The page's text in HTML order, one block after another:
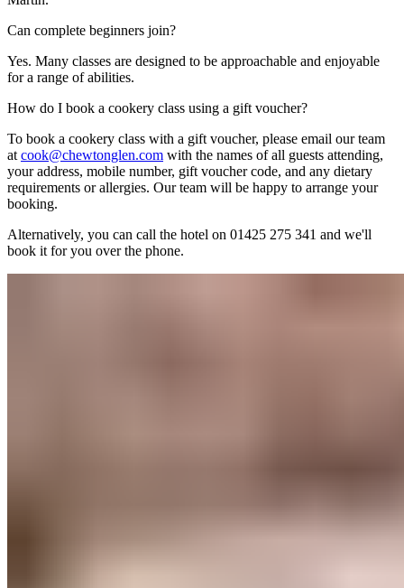
Can complete beginners join?​​​​‌ ‍ ​‍​‍‌‍ ‌ ​‍‌‍‍‌‌‍‌ ‌‍‍‌‌‍ ‍​‍​‍​ ‍‍​‍​‍‌ ​ ‌‍​‌‌‍ ‍‌‍‍‌‌ ‌​‌ ‍‌​‍ ‍‌‍‍‌‌‍ ​‍​‍​‍ ​​‍​‍‌‍‍​‌ ​‍‌‍‌‌‌‍‌‍​‍​‍​ ‍‍​‍​‍‌‍‍​‌ ‌​‌ ‌​‌ ​​‌ ​ ​ ‍‍​‍ ​‍ ‌‍ ​​‍ ‌‌‍​‌‌‍ ‍‌‍‌​​‍ ‌‌ ​‍​‍ ‌‌‍‍​‌‍ ‌ ‌​‌‍‌‌‌‍ ​‌ ​ ​‍ ‌‌ ​ ‌ ‌​‌ ‌‌‌‍‌​‌‍‍‌‌‍ ​‍ ‍‌ ‌‍‌‍‌‌‌ ​‍‌‍​ ‌‍‌‌‌‍ ​​‍ ‍‌‍​‌‌ ​​‌ ​​​‍ ‌‍‍‌‌‍ ‍‌ ‌​‌‍‌‌‌‍ ‍‌ ‌​​‍ ‌‍‌‌‌‍‌​‌‍‍‌‌ ‌​​‍ ‌‍ ‌‌‍ ‌‍‌​‌‍‌‌​ ‌‌ ​​‌ ​‍‌‍‌‌‌ ​ ‌‍‌‌‌‍ ‍‌ ‌​‌‍​‌‌ ‌​‌‍‍‌‌‍ ‌‍ ‍​ ‍ ‌‍‍‌‌‍‌​​ ‌​ ‍‌​ ​ ‌‍‌​​ ‍‌‌‍​ ‌‍‌​​ ​​‌‍​‍​‍ ‌​ ‌​​ ‌‌‌‍‌‌‌‍‌​​‍ ‌​ ‌​​ ​ ‌‍‌​​ ​‌​‍ ‌‌‍​‌‌‍‌‌​ ‌​​ ‌‍​‍ ‌​ ​ ​ ‌ ​ ​‍​ ‌​​ ‌ ​ ​‍‌‍‌‌​ ‌ ​ ​‍​ ‍‌​ ​​‌‍​‍​ ‍ ‌ ‌​‌ ‍‌‌ ​​‌‍‌‌​ ‌‌‍‍​‌‍ ‌ ‌​‌‍‌‌‌‍ ​‌​‌‍‌‍​‌‌ ​‌​ ‍ ‌ ​​‌‍​‌‌ ‌​‌‍‍​​ ‌‌ ​‌‌ ‌‌‌‍‌‌‌ ​ ‌ ‌​‌‍‍‌‌‍ ‌‍ ‍​ ‌‍​‍‌‍​‌‌ ​ ‌‍‌‌‌‌‌‌‌ ​‍‌‍ ​​ ‌‌‍‍​‌ ‌​‌ ‌​‌ ​​‌ ​ ​‍‌‌​ ​ ‌​​‌​‍‌‌​ ​‍‌​‌‍​‍‌‌​ ​‍‌​‌‍‌‍ ​​‍ ‌‌‍​‌‌‍ ‍‌‍‌​​‍ ‌‌ ​‍​‍ ‌‌‍‍​‌‍ ‌ ‌​‌‍‌‌‌‍ ​‌ ​ ​‍ ‌‌ ​ ‌ ‌​‌ ‌‌‌‍‌​‌‍‍‌‌‍ ​‍ ‍‌ ‌‍‌‍‌‌‌ ​‍‌‍​ ‌‍‌‌‌‍ ​​‍ ‍‌‍​‌‌ ​​‌ ​​​‍‌‍‌‍‍‌‌‍‌​​ ‌​ ‍‌​ ​ ‌‍‌​​ ‍‌‌‍​ ‌‍‌​​ ​​‌‍​‍​‍ ‌​ ‌​​ ‌‌‌‍‌‌‌‍‌​​‍ ‌​ ‌​​ ​ ‌‍‌​​ ​‌​‍ ‌‌‍​‌‌‍‌‌​ ‌​​ ‌‍​‍ ‌​ ​ ​ ‌ ​ ​‍​ ‌​​ ‌ ​ ​‍‌‍‌‌​ ‌ ​ ​‍​ ‍‌​ ​​‌‍​‍​‍‌‍‌ ‌​‌ ‍‌‌ ​​‌‍‌‌​ ‌‌‍‍​‌‍ ‌ ‌​‌‍‌‌‌‍ ​‌​‌‍‌‍​‌‌ ​‌​‍‌‍‌ ​​‌‍​‌‌ ‌​‌‍‍​​ ‌‌ ​‌‌ ‌‌‌‍‌‌‌ ​ ‌ ‌​‌‍‍‌‌‍ ‌‍ ‍​‍‌‍‌ ​​‌‍‌‌‌ ​‍‌ ​ ‌ ​​‌‍‌‌‌‍​ ‌ ‌​‌‍‍‌‌ ‌‍‌‍‌‌​ ‌‌ ​​‌ ‌‌‌‍​‍‌‍ ​‌‍‍‌‌ ​ ‌‍‍​‌‍‌‌‌‍‌​​‍​‍‌ ‌
Yes. Many classes are designed to be approachable and enjoyable
for a range of abilities.​​​​‌ ‍ ​‍​‍‌‍ ‌ ​‍‌‍‍‌‌‍‌ ‌‍‍‌‌‍ ‍​‍​‍​ ‍‍​‍​‍‌ ​ ‌‍​‌‌‍ ‍‌‍‍‌‌ ‌​‌ ‍‌​‍ ‍‌‍‍‌‌‍ ​‍​‍​‍ ​​‍​‍‌‍‍​‌ ​‍‌‍‌‌‌‍‌‍​‍​‍​ ‍‍​‍​‍‌‍‍​‌ ‌​‌ ‌​‌ ​​‌ ​ ​ ‍‍​‍ ​‍ ‌‍ ​​‍ ‌‌‍​‌‌‍ ‍‌‍‌​​‍ ‌‌ ​‍​‍ ‌‌‍‍​‌‍ ‌ ‌​‌‍‌‌‌‍ ​‌ ​ ​‍ ‌‌ ​ ‌ ‌​‌ ‌‌‌‍‌​‌‍‍‌‌‍ ​‍ ‍‌ ‌‍‌‍‌‌‌ ​‍‌‍​ ‌‍‌‌‌‍ ​​‍ ‍‌‍​‌‌ ​​‌ ​​​‍ ‌‍‍‌‌‍ ‍‌ ‌​‌‍‌‌‌‍ ‍‌ ‌​​‍ ‌‍‌‌‌‍‌​‌‍‍‌‌ ‌​​‍ ‌‍ ‌‌‍ ‌‍‌​‌‍‌‌​ ‌‌ ​​‌ ​‍‌‍‌‌‌ ​ ‌‍‌‌‌‍ ‍‌ ‌​‌‍​‌‌ ‌​‌‍‍‌‌‍ ‌‍ ‍​ ‍ ‌‍‍‌‌‍‌​​ ‌​ ‍‌​ ​ ‌‍‌​​ ‍‌‌‍​ ‌‍‌​​ ​​‌‍​‍​‍ ‌​ ‌​​ ‌‌‌‍‌‌‌‍‌​​‍ ‌​ ‌​​ ​ ‌‍‌​​ ​‌​‍ ‌‌‍​‌‌‍‌‌​ ‌​​ ‌‍​‍ ‌​ ​ ​ ‌ ​ ​‍​ ‌​​ ‌ ​ ​‍‌‍‌‌​ ‌ ​ ​‍​ ‍‌​ ​​‌‍​‍​ ‍ ‌ ‌​‌ ‍‌‌ ​​‌‍‌‌​ ‌‌‍‍​‌‍ ‌ ‌​‌‍‌‌‌‍ ​‌​‌‍‌‍​‌‌ ​‌​ ‍ ‌ ​​‌‍​‌‌ ‌​‌‍‍​​ ‌‌‍​‌‌‍ ‍‌ ​ ‌ ‌ ‌‍‌‌‌ ​‍​‍‌‌​ ‌‌‌​​‍‌‌ ‌‍‍ ‌‍‌‌‌ ‍‌​‍‌‌​ ​ ‌​‌​​‍‌‌​ ​ ‌​‌​​‍‌‌​ ​‍​ ​‍​ ‌​​ ‍‌‌‍‌​​ ‍‌‌‍​‍​ ​‌​ ‌‌​ ​‌​ ​‍​ ‌‌​ ‌‍‌‍‌‍​‍‌‌​ ​‍​ ​‍​‍‌‌​ ‌‌‌​‌​​‍ ‍‌‍​ ‌‍‍​‌‍‍‌‌‍ ​‌‍‌​‌ ​‍‌‍‌‌‌‍ ‍​‍‌‌​ ‌‌‌​​‍‌‌ ‌‍‍ ‌‍‌‌‌ ‍‌​‍‌‌​ ​ ‌​‌​​‍‌‌​ ​ ‌​‌​​‍‌‌​ ​‍​ ​‍​ ‍​‌‍​‍​ ‍‌​ ‍​​ ​‍​ ‌‌‌‍‌‍‌‍​ ​ ‌‌​ ‌‌​ ‌ ​ ​‌​‍‌‌​ ​‍​ ​‍​‍‌‌​ ‌‌‌​‌​​‍ ‍‌ ‌​‌‍‌‌‌ ‍​‌ ‌​​ ‌‍​‍‌‍​‌‌ ​ ‌‍‌‌‌‌‌‌‌ ​‍‌‍ ​​ ‌‌‍‍​‌ ‌​‌ ‌​‌ ​​‌ ​ ​‍‌‌​ ​ ‌​​‌​‍‌‌​ ​‍‌​‌‍​‍‌‌​ ​‍‌​‌‍‌‍ ​​‍ ‌‌‍​‌‌‍ ‍‌‍‌​​‍ ‌‌ ​‍​‍ ‌‌‍‍​‌‍ ‌ ‌​‌‍‌‌‌‍ ​‌ ​ ​‍ ‌‌ ​ ‌ ‌​‌ ‌‌‌‍‌​‌‍‍‌‌‍ ​‍ ‍‌ ‌‍‌‍‌‌‌ ​‍‌‍​ ‌‍‌‌‌‍ ​​‍ ‍‌‍​‌‌ ​​‌ ​​​‍‌‍‌‍‍‌‌‍‌​​ ‌​ ‍‌​ ​ ‌‍‌​​ ‍‌‌‍​ ‌‍‌​​ ​​‌‍​‍​‍ ‌​ ‌​​ ‌‌‌‍‌‌‌‍‌​​‍ ‌​ ‌​​ ​ ‌‍‌​​ ​‌​‍ ‌‌‍​‌‌‍‌‌​ ‌​​ ‌‍​‍ ‌​ ​ ​ ‌ ​ ​‍​ ‌​​ ‌ ​ ​‍‌‍‌‌​ ‌ ​ ​‍​ ‍‌​ ​​‌‍​‍​‍‌‍‌ ‌​‌ ‍‌‌ ​​‌‍‌‌​ ‌‌‍‍​‌‍ ‌ ‌​‌‍‌‌‌‍ ​‌​‌‍‌‍​‌‌ ​‌​‍‌‍‌ ​​‌‍​‌‌ ‌​‌‍‍​​ ‌‌‍​‌‌‍ ‍‌ ​ ‌ ‌ ‌‍‌‌‌ ​‍​‍‌‌​ ‌‌‌​​‍‌‌ ‌‍‍ ‌‍‌‌‌ ‍‌​‍‌‌​ ​ ‌​‌​​‍‌‌​ ​ ‌​‌​​‍‌‌​ ​‍​ ​‍​ ‌​​ ‍‌‌‍‌​​ ‍‌‌‍​‍​ ​‌​ ‌‌​ ​‌​ ​‍​ ‌‌​ ‌‍‌‍‌‍​‍‌‌​ ​‍​ ​‍​‍‌‌​ ‌‌‌​‌​​‍ ‍‌‍​ ‌‍‍​‌‍‍‌‌‍ ​‌‍‌​‌ ​‍‌‍‌‌‌‍ ‍​‍‌‌​ ‌‌‌​​‍‌‌ ‌‍‍ ‌‍‌‌‌ ‍‌​‍‌‌​ ​ ‌​‌​​‍‌‌​ ​ ‌​‌​​‍‌‌​ ​‍​ ​‍​ ‍​‌‍​‍​ ‍‌​ ‍​​ ​‍​ ‌‌‌‍‌‍‌‍​ ​ ‌‌​ ‌‌​ ‌ ​ ​‌​‍‌‌​ ​‍​ ​‍​‍‌‌​ ‌‌‌​‌​​‍ ‍‌ ‌​‌‍‌‌‌ ‍​‌ ‌​​‍‌‍‌ ​​‌‍‌‌‌ ​‍‌ ​ ‌ ​​‌‍‌‌‌‍​ ‌ ‌​‌‍‍‌‌ ‌‍‌‍‌‌​ ‌‌ ​​‌ ‌‌‌‍​‍‌‍ ​‌‍‍‌‌ ​ ‌‍‍​‌‍‌‌‌‍‌​​‍​‍‌ ‌
How do I book a cookery class using a gift voucher?​​​​‌ ‍ ​‍​‍‌‍ ‌ ​‍‌‍‍‌‌‍‌ ‌‍‍‌‌‍ ‍​‍​‍​ ‍‍​‍​‍‌ ​ ‌‍​‌‌‍ ‍‌‍‍‌‌ ‌​‌ ‍‌​‍ ‍‌‍‍‌‌‍ ​‍​‍​‍ ​​‍​‍‌‍‍​‌ ​‍‌‍‌‌‌‍‌‍​‍​‍​ ‍‍​‍​‍‌‍‍​‌ ‌​‌ ‌​‌ ​​‌ ​ ​ ‍‍​‍ ​‍ ‌‍ ​​‍ ‌‌‍​‌‌‍ ‍‌‍‌​​‍ ‌‌ ​‍​‍ ‌‌‍‍​‌‍ ‌ ‌​‌‍‌‌‌‍ ​‌ ​ ​‍ ‌‌ ​ ‌ ‌​‌ ‌‌‌‍‌​‌‍‍‌‌‍ ​‍ ‍‌ ‌‍‌‍‌‌‌ ​‍‌‍​ ‌‍‌‌‌‍ ​​‍ ‍‌‍​‌‌ ​​‌ ​​​‍ ‌‍‍‌‌‍ ‍‌ ‌​‌‍‌‌‌‍ ‍‌ ‌​​‍ ‌‍‌‌‌‍‌​‌‍‍‌‌ ‌​​‍ ‌‍ ‌‌‍ ‌‍‌​‌‍‌‌​ ‌‌ ​​‌ ​‍‌‍‌‌‌ ​ ‌‍‌‌‌‍ ‍‌ ‌​‌‍​‌‌ ‌​‌‍‍‌‌‍ ‌‍ ‍​ ‍ ‌‍‍‌‌‍‌​​ ‌​ ‌‍​ ‍​​ ‌​‌‍‌‌​ ​ ​ ‌‍​ ​‍​ ​‍​‍ ‌​ ‍‌​ ​‌‌‍‌‌‌‍‌​​‍ ‌​ ‌​​ ​ ​ ​‍‌‍‌‍​‍ ‌​ ‍‌​ ​‍‌‍​ ​ ‍‌​‍ ‌‌‍‌‍‌‍‌​​ ‍‌​ ​‌​ ‍​‌‍‌‌‌‍‌‍​ ​‌‌‍‌‍​ ​‌‌‍​ ​ ​‍​ ‍ ‌ ‌​‌ ‍‌‌ ​​‌‍‌‌​ ‌‌‍‍​‌‍ ‌ ‌​‌‍‌‌‌‍ ​‌​‌‍‌‍​‌‌ ​‌​ ‍ ‌ ​​‌‍​‌‌ ‌​‌‍‍​​ ‌‌ ​‌‌ ‌‌‌‍‌‌‌ ​ ‌ ‌​‌‍‍‌‌‍ ‌‍ ‍​ ‌‍​‍‌‍​‌‌ ​ ‌‍‌‌‌‌‌‌‌ ​‍‌‍ ​​ ‌‌‍‍​‌ ‌​‌ ‌​‌ ​​‌ ​ ​‍‌‌​ ​ ‌​​‌​‍‌‌​ ​‍‌​‌‍​‍‌‌​ ​‍‌​‌‍‌‍ ​​‍ ‌‌‍​‌‌‍ ‍‌‍‌​​‍ ‌‌ ​‍​‍ ‌‌‍‍​‌‍ ‌ ‌​‌‍‌‌‌‍ ​‌ ​ ​‍ ‌‌ ​ ‌ ‌​‌ ‌‌‌‍‌​‌‍‍‌‌‍ ​‍ ‍‌ ‌‍‌‍‌‌‌ ​‍‌‍​ ‌‍‌‌‌‍ ​​‍ ‍‌‍​‌‌ ​​‌ ​​​‍‌‍‌‍‍‌‌‍‌​​ ‌​ ‌‍​ ‍​​ ‌​‌‍‌‌​ ​ ​ ‌‍​ ​‍​ ​‍​‍ ‌​ ‍‌​ ​‌‌‍‌‌‌‍‌​​‍ ‌​ ‌​​ ​ ​ ​‍‌‍‌‍​‍ ‌​ ‍‌​ ​‍‌‍​ ​ ‍‌​‍ ‌‌‍‌‍‌‍‌​​ ‍‌​ ​‌​ ‍​‌‍‌‌‌‍‌‍​ ​‌‌‍‌‍​ ​‌‌‍​ ​ ​‍​‍‌‍‌ ‌​‌ ‍‌‌ ​​‌‍‌‌​ ‌‌‍‍​‌‍ ‌ ‌​‌‍‌‌‌‍ ​‌​‌‍‌‍​‌‌ ​‌​‍‌‍‌ ​​‌‍​‌‌ ‌​‌‍‍​​ ‌‌ ​‌‌ ‌‌‌‍‌‌‌ ​ ‌ ‌​‌‍‍‌‌‍ ‌‍ ‍​‍‌‍‌ ​​‌‍‌‌‌ ​‍‌ ​ ‌ ​​‌‍‌‌‌‍​ ‌ ‌​‌‍‍‌‌ ‌‍‌‍‌‌​ ‌‌ ​​‌ ‌‌‌‍​‍‌‍ ​‌‍‍‌‌ ​ ‌‍‍​‌‍‌‌‌‍‌​​‍​‍‌ ‌
To book a cookery class with a gift voucher, please email our team
at ​​​​‌ ‍ ​‍​‍‌‍ ‌ ​‍‌‍‍‌‌‍‌ ‌‍‍‌‌‍ ‍​‍​‍​ ‍‍​‍​‍‌ ​ ‌‍​‌‌‍ ‍‌‍‍‌‌ ‌​‌ ‍‌​‍ ‍‌‍‍‌‌‍ ​‍​‍​‍ ​​‍​‍‌‍‍​‌ ​‍‌‍‌‌‌‍‌‍​‍​‍​ ‍‍​‍​‍‌‍‍​‌ ‌​‌ ‌​‌ ​​‌ ​ ​ ‍‍​‍ ​‍ ‌‍ ​​‍ ‌‌‍​‌‌‍ ‍‌‍‌​​‍ ‌‌ ​‍​‍ ‌‌‍‍​‌‍ ‌ ‌​‌‍‌‌‌‍ ​‌ ​ ​‍ ‌‌ ​ ‌ ‌​‌ ‌‌‌‍‌​‌‍‍‌‌‍ ​‍ ‍‌ ‌‍‌‍‌‌‌ ​‍‌‍​ ‌‍‌‌‌‍ ​​‍ ‍‌‍​‌‌ ​​‌ ​​​‍ ‌‍‍‌‌‍ ‍‌ ‌​‌‍‌‌‌‍ ‍‌ ‌​​‍ ‌‍‌‌‌‍‌​‌‍‍‌‌ ‌​​‍ ‌‍ ‌‌‍ ‌‍‌​‌‍‌‌​ ‌‌ ​​‌ ​‍‌‍‌‌‌ ​ ‌‍‌‌‌‍ ‍‌ ‌​‌‍​‌‌ ‌​‌‍‍‌‌‍ ‌‍ ‍​ ‍ ‌‍‍‌‌‍‌​​ ‌​ ‌‍​ ‍​​ ‌​‌‍‌‌​ ​ ​ ‌‍​ ​‍​ ​‍​‍ ‌​ ‍‌​ ​‌‌‍‌‌‌‍‌​​‍ ‌​ ‌​​ ​ ​ ​‍‌‍‌‍​‍ ‌​ ‍‌​ ​‍‌‍​ ​ ‍‌​‍ ‌‌‍‌‍‌‍‌​​ ‍‌​ ​‌​ ‍​‌‍‌‌‌‍‌‍​ ​‌‌‍‌‍​ ​‌‌‍​ ​ ​‍​ ‍ ‌ ‌​‌ ‍‌‌ ​​‌‍‌‌​ ‌‌‍‍​‌‍ ‌ ‌​‌‍‌‌‌‍ ​‌​‌‍‌‍​‌‌ ​‌​ ‍ ‌ ​​‌‍​‌‌ ‌​‌‍‍​​ ‌‌‍​‌‌‍ ‍‌ ​ ‌ ‌ ‌‍‌‌‌ ​‍​‍‌‌​ ‌‌‌​​‍‌‌ ‌‍‍ ‌‍‌‌‌ ‍‌​‍‌‌​ ​ ‌​‌​​‍‌‌​ ​ ‌​‌​​‍‌‌​ ​‍​ ​‍‌‍​‌​ ‌ ​ ‌‌‌‍‌‍​ ‍​‌‍​‌​ ‌​‌‍‌‌​ ‌‌​ ‌ ​ ​‍‌‍​‍​‍‌‌​ ​‍​ ​‍​‍‌‌​ ‌‌‌​‌​​‍ ‍‌‍​ ‌‍‍​‌‍‍‌‌‍ ​‌‍‌​‌ ​‍‌‍‌‌‌‍ ‍​‍‌‌​ ‌‌‌​​‍‌‌ ‌‍‍ ‌‍‌‌‌ ‍‌​‍‌‌​ ​ ‌​‌​​‍‌‌​ ​ ‌​‌​​‍‌‌​ ​‍​ ​‍​ ‌​​ ​‌​ ​‌​ ‍​​ ​​‌‍‌‌​ ‍​​ ​​​ ‍‌‌‍‌​‌‍​‍​ ‍‌​‍‌‌​ ​‍​ ​‍​‍‌‌​ ‌‌‌​‌​​‍ ‍‌ ‌​‌‍‌‌‌ ‍​‌ ‌​​ ‌‍​‍‌‍​‌‌ ​ ‌‍‌‌‌‌‌‌‌ ​‍‌‍ ​​ ‌‌‍‍​‌ ‌​‌ ‌​‌ ​​‌ ​ ​‍‌‌​ ​ ‌​​‌​‍‌‌​ ​‍‌​‌‍​‍‌‌​ ​‍‌​‌‍‌‍ ​​‍ ‌‌‍​‌‌‍ ‍‌‍‌​​‍ ‌‌ ​‍​‍ ‌‌‍‍​‌‍ ‌ ‌​‌‍‌‌‌‍ ​‌ ​ ​‍ ‌‌ ​ ‌ ‌​‌ ‌‌‌‍‌​‌‍‍‌‌‍ ​‍ ‍‌ ‌‍‌‍‌‌‌ ​‍‌‍​ ‌‍‌‌‌‍ ​​‍ ‍‌‍​‌‌ ​​‌ ​​​‍‌‍‌‍‍‌‌‍‌​​ ‌​ ‌‍​ ‍​​ ‌​‌‍‌‌​ ​ ​ ‌‍​ ​‍​ ​‍​‍ ‌​ ‍‌​ ​‌‌‍‌‌‌‍‌​​‍ ‌​ ‌​​ ​ ​ ​‍‌‍‌‍​‍ ‌​ ‍‌​ ​‍‌‍​ ​ ‍‌​‍ ‌‌‍‌‍‌‍‌​​ ‍‌​ ​‌​ ‍​‌‍‌‌‌‍‌‍​ ​‌‌‍‌‍​ ​‌‌‍​ ​ ​‍​‍‌‍‌ ‌​‌ ‍‌‌ ​​‌‍‌‌​ ‌‌‍‍​‌‍ ‌ ‌​‌‍‌‌‌‍ ​‌​‌‍‌‍​‌‌ ​‌​‍‌‍‌ ​​‌‍​‌‌ ‌​‌‍‍​​ ‌‌‍​‌‌‍ ‍‌ ​ ‌ ‌ ‌‍‌‌‌ ​‍​‍‌‌​ ‌‌‌​​‍‌‌ ‌‍‍ ‌‍‌‌‌ ‍‌​‍‌‌​ ​ ‌​‌​​‍‌‌​ ​ ‌​‌​​‍‌‌​ ​‍​ ​‍‌‍​‌​ ‌ ​ ‌‌‌‍‌‍​ ‍​‌‍​‌​ ‌​‌‍‌‌​ ‌‌​ ‌ ​ ​‍‌‍​‍​‍‌‌​ ​‍​ ​‍​‍‌‌​ ‌‌‌​‌​​‍ ‍‌‍​ ‌‍‍​‌‍‍‌‌‍ ​‌‍‌​‌ ​‍‌‍‌‌‌‍ ‍​‍‌‌​ ‌‌‌​​‍‌‌ ‌‍‍ ‌‍‌‌‌ ‍‌​‍‌‌​ ​ ‌​‌​​‍‌‌​ ​ ‌​‌​​‍‌‌​ ​‍​ ​‍​ ‌​​ ​‌​ ​‌​ ‍​​ ​​‌‍‌‌​ ‍​​ ​​​ ‍‌‌‍‌​‌‍​‍​ ‍‌​‍‌‌​ ​‍​ ​‍​‍‌‌​ ‌‌‌​‌​​‍ ‍‌ ‌​‌‍‌‌‌ ‍​‌ ‌​​‍‌‍‌ ​​‌‍‌‌‌ ​‍‌ ​ ‌ ​​‌‍‌‌‌‍​ ‌ ‌​‌‍‍‌‌ ‌‍‌‍‌‌​ ‌‌ ​​‌ ‌‌‌‍​‍‌‍ ​‌‍‍‌‌ ​ ‌‍‍​‌‍‌‌‌‍‌​​‍​‍‌ ‌ cook@chewtonglen.com​​​​‌ ‍ ​‍​‍‌‍ ‌ ​‍‌‍‍‌‌‍‌ ‌‍‍‌‌‍ ‍​‍​‍​ ‍‍​‍​‍‌ ​ ‌‍​‌‌‍ ‍‌‍‍‌‌ ‌​‌ ‍‌​‍ ‍‌‍‍‌‌‍ ​‍​‍​‍ ​​‍​‍‌‍‍​‌ ​‍‌‍‌‌‌‍‌‍​‍​‍​ ‍‍​‍​‍‌‍‍​‌ ‌​‌ ‌​‌ ​​‌ ​ ​ ‍‍​‍ ​‍ ‌‍ ​​‍ ‌‌‍​‌‌‍ ‍‌‍‌​​‍ ‌‌ ​‍​‍ ‌‌‍‍​‌‍ ‌ ‌​‌‍‌‌‌‍ ​‌ ​ ​‍ ‌‌ ​ ‌ ‌​‌ ‌‌‌‍‌​‌‍‍‌‌‍ ​‍ ‍‌ ‌‍‌‍‌‌‌ ​‍‌‍​ ‌‍‌‌‌‍ ​​‍ ‍‌‍​‌‌ ​​‌ ​​​‍ ‌‍‍‌‌‍ ‍‌ ‌​‌‍‌‌‌‍ ‍‌ ‌​​‍ ‌‍‌‌‌‍‌​‌‍‍‌‌ ‌​​‍ ‌‍ ‌‌‍ ‌‍‌​‌‍‌‌​ ‌‌ ​​‌ ​‍‌‍‌‌‌ ​ ‌‍‌‌‌‍ ‍‌ ‌​‌‍​‌‌ ‌​‌‍‍‌‌‍ ‌‍ ‍​ ‍ ‌‍‍‌‌‍‌​​ ‌​ ‌‍​ ‍​​ ‌​‌‍‌‌​ ​ ​ ‌‍​ ​‍​ ​‍​‍ ‌​ ‍‌​ ​‌‌‍‌‌‌‍‌​​‍ ‌​ ‌​​ ​ ​ ​‍‌‍‌‍​‍ ‌​ ‍‌​ ​‍‌‍​ ​ ‍‌​‍ ‌‌‍‌‍‌‍‌​​ ‍‌​ ​‌​ ‍​‌‍‌‌‌‍‌‍​ ​‌‌‍‌‍​ ​‌‌‍​ ​ ​‍​ ‍ ‌ ‌​‌ ‍‌‌ ​​‌‍‌‌​ ‌‌‍‍​‌‍ ‌ ‌​‌‍‌‌‌‍ ​‌​‌‍‌‍​‌‌ ​‌​ ‍ ‌ ​​‌‍​‌‌ ‌​‌‍‍​​ ‌‌‍​‌‌‍ ‍‌ ​ ‌ ‌ ‌‍‌‌‌ ​‍​‍‌‌​ ‌‌‌​​‍‌‌ ‌‍‍ ‌‍‌‌‌ ‍‌​‍‌‌​ ​ ‌​‌​​‍‌‌​ ​ ‌​‌​​‍‌‌​ ​‍​ ​‍‌‍​‌​ ‌ ​ ‌‌‌‍‌‍​ ‍​‌‍​‌​ ‌​‌‍‌‌​ ‌‌​ ‌ ​ ​‍‌‍​‍​‍‌‌​ ​‍​ ​‍​‍‌‌​ ‌‌‌​‌​​‍ ‍‌‍​ ‌‍‍​‌‍‍‌‌‍ ​‌‍‌​‌ ​‍‌‍‌‌‌‍ ‍​‍‌‌​ ‌‌‌​​‍‌‌ ‌‍‍ ‌‍‌‌‌ ‍‌​‍‌‌​ ​ ‌​‌​​‍‌‌​ ​ ‌​‌​​‍‌‌​ ​‍​ ​‍‌‍​‍​ ‍‌​ ‌ ​ ‌‍​ ‌‍​ ‌‍​ ‌​​ ​‌​ ‌ ​ ​‌​ ‍‌​ ​ ​‍‌‌​ ​‍​ ​‍​‍‌‌​ ‌‌‌​‌​​‍ ‍‌ ‌​‌‍‌‌‌ ‍​‌ ‌​​ ‌‍​‍‌‍​‌‌ ​ ‌‍‌‌‌‌‌‌‌ ​‍‌‍ ​​ ‌‌‍‍​‌ ‌​‌ ‌​‌ ​​‌ ​ ​‍‌‌​ ​ ‌​​‌​‍‌‌​ ​‍‌​‌‍​‍‌‌​ ​‍‌​‌‍‌‍ ​​‍ ‌‌‍​‌‌‍ ‍‌‍‌​​‍ ‌‌ ​‍​‍ ‌‌‍‍​‌‍ ‌ ‌​‌‍‌‌‌‍ ​‌ ​ ​‍ ‌‌ ​ ‌ ‌​‌ ‌‌‌‍‌​‌‍‍‌‌‍ ​‍ ‍‌ ‌‍‌‍‌‌‌ ​‍‌‍​ ‌‍‌‌‌‍ ​​‍ ‍‌‍​‌‌ ​​‌ ​​​‍‌‍‌‍‍‌‌‍‌​​ ‌​ ‌‍​ ‍​​ ‌​‌‍‌‌​ ​ ​ ‌‍​ ​‍​ ​‍​‍ ‌​ ‍‌​ ​‌‌‍‌‌‌‍‌​​‍ ‌​ ‌​​ ​ ​ ​‍‌‍‌‍​‍ ‌​ ‍‌​ ​‍‌‍​ ​ ‍‌​‍ ‌‌‍‌‍‌‍‌​​ ‍‌​ ​‌​ ‍​‌‍‌‌‌‍‌‍​ ​‌‌‍‌‍​ ​‌‌‍​ ​ ​‍​‍‌‍‌ ‌​‌ ‍‌‌ ​​‌‍‌‌​ ‌‌‍‍​‌‍ ‌ ‌​‌‍‌‌‌‍ ​‌​‌‍‌‍​‌‌ ​‌​‍‌‍‌ ​​‌‍​‌‌ ‌​‌‍‍​​ ‌‌‍​‌‌‍ ‍‌ ​ ‌ ‌ ‌‍‌‌‌ ​‍​‍‌‌​ ‌‌‌​​‍‌‌ ‌‍‍ ‌‍‌‌‌ ‍‌​‍‌‌​ ​ ‌​‌​​‍‌‌​ ​ ‌​‌​​‍‌‌​ ​‍​ ​‍‌‍​‌​ ‌ ​ ‌‌‌‍‌‍​ ‍​‌‍​‌​ ‌​‌‍‌‌​ ‌‌​ ‌ ​ ​‍‌‍​‍​‍‌‌​ ​‍​ ​‍​‍‌‌​ ‌‌‌​‌​​‍ ‍‌‍​ ‌‍‍​‌‍‍‌‌‍ ​‌‍‌​‌ ​‍‌‍‌‌‌‍ ‍​‍‌‌​ ‌‌‌​​‍‌‌ ‌‍‍ ‌‍‌‌‌ ‍‌​‍‌‌​ ​ ‌​‌​​‍‌‌​ ​ ‌​‌​​‍‌‌​ ​‍​ ​‍‌‍​‍​ ‍‌​ ‌ ​ ‌‍​ ‌‍​ ‌‍​ ‌​​ ​‌​ ‌ ​ ​‌​ ‍‌​ ​ ​‍‌‌​ ​‍​ ​‍​‍‌‌​ ‌‌‌​‌​​‍ ‍‌ ‌​‌‍‌‌‌ ‍​‌ ‌​​‍‌‍‌ ​​‌‍‌‌‌ ​‍‌ ​ ‌ ​​‌‍‌‌‌‍​ ‌ ‌​‌‍‍‌‌ ‌‍‌‍‌‌​ ‌‌ ​​‌ ‌‌‌‍​‍‌‍ ​‌‍‍‌‌ ​ ‌‍‍​‌‍‌‌‌‍‌​​‍​‍‌ ‌ with the names of all guests attending,
your address, mobile number, gift voucher code, and any dietary
requirements or allergies. Our team will be happy to arrange your
booking. ​​​​‌ ‍ ​‍​‍‌‍ ‌ ​‍‌‍‍‌‌‍‌ ‌‍‍‌‌‍ ‍​‍​‍​ ‍‍​‍​‍‌ ​ ‌‍​‌‌‍ ‍‌‍‍‌‌ ‌​‌ ‍‌​‍ ‍‌‍‍‌‌‍ ​‍​‍​‍ ​​‍​‍‌‍‍​‌ ​‍‌‍‌‌‌‍‌‍​‍​‍​ ‍‍​‍​‍‌‍‍​‌ ‌​‌ ‌​‌ ​​‌ ​ ​ ‍‍​‍ ​‍ ‌‍ ​​‍ ‌‌‍​‌‌‍ ‍‌‍‌​​‍ ‌‌ ​‍​‍ ‌‌‍‍​‌‍ ‌ ‌​‌‍‌‌‌‍ ​‌ ​ ​‍ ‌‌ ​ ‌ ‌​‌ ‌‌‌‍‌​‌‍‍‌‌‍ ​‍ ‍‌ ‌‍‌‍‌‌‌ ​‍‌‍​ ‌‍‌‌‌‍ ​​‍ ‍‌‍​‌‌ ​​‌ ​​​‍ ‌‍‍‌‌‍ ‍‌ ‌​‌‍‌‌‌‍ ‍‌ ‌​​‍ ‌‍‌‌‌‍‌​‌‍‍‌‌ ‌​​‍ ‌‍ ‌‌‍ ‌‍‌​‌‍‌‌​ ‌‌ ​​‌ ​‍‌‍‌‌‌ ​ ‌‍‌‌‌‍ ‍‌ ‌​‌‍​‌‌ ‌​‌‍‍‌‌‍ ‌‍ ‍​ ‍ ‌‍‍‌‌‍‌​​ ‌​ ‌‍​ ‍​​ ‌​‌‍‌‌​ ​ ​ ‌‍​ ​‍​ ​‍​‍ ‌​ ‍‌​ ​‌‌‍‌‌‌‍‌​​‍ ‌​ ‌​​ ​ ​ ​‍‌‍‌‍​‍ ‌​ ‍‌​ ​‍‌‍​ ​ ‍‌​‍ ‌‌‍‌‍‌‍‌​​ ‍‌​ ​‌​ ‍​‌‍‌‌‌‍‌‍​ ​‌‌‍‌‍​ ​‌‌‍​ ​ ​‍​ ‍ ‌ ‌​‌ ‍‌‌ ​​‌‍‌‌​ ‌‌‍‍​‌‍ ‌ ‌​‌‍‌‌‌‍ ​‌​‌‍‌‍​‌‌ ​‌​ ‍ ‌ ​​‌‍​‌‌ ‌​‌‍‍​​ ‌‌‍​‌‌‍ ‍‌ ​ ‌ ‌ ‌‍‌‌‌ ​‍​‍‌‌​ ‌‌‌​​‍‌‌ ‌‍‍ ‌‍‌‌‌ ‍‌​‍‌‌​ ​ ‌​‌​​‍‌‌​ ​ ‌​‌​​‍‌‌​ ​‍​ ​‍‌‍​‌​ ‌ ​ ‌‌‌‍‌‍​ ‍​‌‍​‌​ ‌​‌‍‌‌​ ‌‌​ ‌ ​ ​‍‌‍​‍​‍‌‌​ ​‍​ ​‍​‍‌‌​ ‌‌‌​‌​​‍ ‍‌‍​ ‌‍‍​‌‍‍‌‌‍ ​‌‍‌​‌ ​‍‌‍‌‌‌‍ ‍​‍‌‌​ ‌‌‌​​‍‌‌ ‌‍‍ ‌‍‌‌‌ ‍‌​‍‌‌​ ​ ‌​‌​​‍‌‌​ ​ ‌​‌​​‍‌‌​ ​‍​ ​‍​ ​ ‌‍​‍​ ​‍​ ‍​​ ‌​​ ​‍​ ‌‍​ ​‍‌‍​‌‌‍​‌‌‍​ ‌‍‌​​‍‌‌​ ​‍​ ​‍​‍‌‌​ ‌‌‌​‌​​‍ ‍‌ ‌​‌‍‌‌‌ ‍​‌ ‌​​ ‌‍​‍‌‍​‌‌ ​ ‌‍‌‌‌‌‌‌‌ ​‍‌‍ ​​ ‌‌‍‍​‌ ‌​‌ ‌​‌ ​​‌ ​ ​‍‌‌​ ​ ‌​​‌​‍‌‌​ ​‍‌​‌‍​‍‌‌​ ​‍‌​‌‍‌‍ ​​‍ ‌‌‍​‌‌‍ ‍‌‍‌​​‍ ‌‌ ​‍​‍ ‌‌‍‍​‌‍ ‌ ‌​‌‍‌‌‌‍ ​‌ ​ ​‍ ‌‌ ​ ‌ ‌​‌ ‌‌‌‍‌​‌‍‍‌‌‍ ​‍ ‍‌ ‌‍‌‍‌‌‌ ​‍‌‍​ ‌‍‌‌‌‍ ​​‍ ‍‌‍​‌‌ ​​‌ ​​​‍‌‍‌‍‍‌‌‍‌​​ ‌​ ‌‍​ ‍​​ ‌​‌‍‌‌​ ​ ​ ‌‍​ ​‍​ ​‍​‍ ‌​ ‍‌​ ​‌‌‍‌‌‌‍‌​​‍ ‌​ ‌​​ ​ ​ ​‍‌‍‌‍​‍ ‌​ ‍‌​ ​‍‌‍​ ​ ‍‌​‍ ‌‌‍‌‍‌‍‌​​ ‍‌​ ​‌​ ‍​‌‍‌‌‌‍‌‍​ ​‌‌‍‌‍​ ​‌‌‍​ ​ ​‍​‍‌‍‌ ‌​‌ ‍‌‌ ​​‌‍‌‌​ ‌‌‍‍​‌‍ ‌ ‌​‌‍‌‌‌‍ ​‌​‌‍‌‍​‌‌ ​‌​‍‌‍‌ ​​‌‍​‌‌ ‌​‌‍‍​​ ‌‌‍​‌‌‍ ‍‌ ​ ‌ ‌ ‌‍‌‌‌ ​‍​‍‌‌​ ‌‌‌​​‍‌‌ ‌‍‍ ‌‍‌‌‌ ‍‌​‍‌‌​ ​ ‌​‌​​‍‌‌​ ​ ‌​‌​​‍‌‌​ ​‍​ ​‍‌‍​‌​ ‌ ​ ‌‌‌‍‌‍​ ‍​‌‍​‌​ ‌​‌‍‌‌​ ‌‌​ ‌ ​ ​‍‌‍​‍​‍‌‌​ ​‍​ ​‍​‍‌‌​ ‌‌‌​‌​​‍ ‍‌‍​ ‌‍‍​‌‍‍‌‌‍ ​‌‍‌​‌ ​‍‌‍‌‌‌‍ ‍​‍‌‌​ ‌‌‌​​‍‌‌ ‌‍‍ ‌‍‌‌‌ ‍‌​‍‌‌​ ​ ‌​‌​​‍‌‌​ ​ ‌​‌​​‍‌‌​ ​‍​ ​‍​ ​ ‌‍​‍​ ​‍​ ‍​​ ‌​​ ​‍​ ‌‍​ ​‍‌‍​‌‌‍​‌‌‍​ ‌‍‌​​‍‌‌​ ​‍​ ​‍​‍‌‌​ ‌‌‌​‌​​‍ ‍‌ ‌​‌‍‌‌‌ ‍​‌ ‌​​‍‌‍‌ ​​‌‍‌‌‌ ​‍‌ ​ ‌ ​​‌‍‌‌‌‍​ ‌ ‌​‌‍‍‌‌ ‌‍‌‍‌‌​ ‌‌ ​​‌ ‌‌‌‍​‍‌‍ ​‌‍‍‌‌ ​ ‌‍‍​‌‍‌‌‌‍‌​​‍​‍‌ ‌
Alternatively, you can call the hotel on 01425 275 341 and we'll
book it for you over the phone.​​​​‌ ‍ ​‍​‍‌‍ ‌ ​‍‌‍‍‌‌‍‌ ‌‍‍‌‌‍ ‍​‍​‍​ ‍‍​‍​‍‌ ​ ‌‍​‌‌‍ ‍‌‍‍‌‌ ‌​‌ ‍‌​‍ ‍‌‍‍‌‌‍ ​‍​‍​‍ ​​‍​‍‌‍‍​‌ ​‍‌‍‌‌‌‍‌‍​‍​‍​ ‍‍​‍​‍‌‍‍​‌ ‌​‌ ‌​‌ ​​‌ ​ ​ ‍‍​‍ ​‍ ‌‍ ​​‍ ‌‌‍​‌‌‍ ‍‌‍‌​​‍ ‌‌ ​‍​‍ ‌‌‍‍​‌‍ ‌ ‌​‌‍‌‌‌‍ ​‌ ​ ​‍ ‌‌ ​ ‌ ‌​‌ ‌‌‌‍‌​‌‍‍‌‌‍ ​‍ ‍‌ ‌‍‌‍‌‌‌ ​‍‌‍​ ‌‍‌‌‌‍ ​​‍ ‍‌‍​‌‌ ​​‌ ​​​‍ ‌‍‍‌‌‍ ‍‌ ‌​‌‍‌‌‌‍ ‍‌ ‌​​‍ ‌‍‌‌‌‍‌​‌‍‍‌‌ ‌​​‍ ‌‍ ‌‌‍ ‌‍‌​‌‍‌‌​ ‌‌ ​​‌ ​‍‌‍‌‌‌ ​ ‌‍‌‌‌‍ ‍‌ ‌​‌‍​‌‌ ‌​‌‍‍‌‌‍ ‌‍ ‍​ ‍ ‌‍‍‌‌‍‌​​ ‌​ ‌‍​ ‍​​ ‌​‌‍‌‌​ ​ ​ ‌‍​ ​‍​ ​‍​‍ ‌​ ‍‌​ ​‌‌‍‌‌‌‍‌​​‍ ‌​ ‌​​ ​ ​ ​‍‌‍‌‍​‍ ‌​ ‍‌​ ​‍‌‍​ ​ ‍‌​‍ ‌‌‍‌‍‌‍‌​​ ‍‌​ ​‌​ ‍​‌‍‌‌‌‍‌‍​ ​‌‌‍‌‍​ ​‌‌‍​ ​ ​‍​ ‍ ‌ ‌​‌ ‍‌‌ ​​‌‍‌‌​ ‌‌‍‍​‌‍ ‌ ‌​‌‍‌‌‌‍ ​‌​‌‍‌‍​‌‌ ​‌​ ‍ ‌ ​​‌‍​‌‌ ‌​‌‍‍​​ ‌‌‍​‌‌‍ ‍‌ ​ ‌ ‌ ‌‍‌‌‌ ​‍​‍‌‌​ ‌‌‌​​‍‌‌ ‌‍‍ ‌‍‌‌‌ ‍‌​‍‌‌​ ​ ‌​‌​​‍‌‌​ ​ ‌​‌​​‍‌‌​ ​‍​ ​‍​ ‌​​ ‌ ​ ‍‌​ ​​​ ​‍​ ​‍​ ‌ ​ ‍‌‌‍​‌​ ‌ ​ ‌‌​ ​ ​‍‌‌​ ​‍​ ​‍​‍‌‌​ ‌‌‌​‌​​‍ ‍‌‍​ ‌‍‍​‌‍‍‌‌‍ ​‌‍‌​‌ ​‍‌‍‌‌‌‍ ‍​‍‌‌​ ‌‌‌​​‍‌‌ ‌‍‍ ‌‍‌‌‌ ‍‌​‍‌‌​ ​ ‌​‌​​‍‌‌​ ​ ‌​‌​​‍‌‌​ ​‍​ ​‍​ ​ ‌‍​‍​ ​‍​ ‍​​ ‌​​ ​‍​ ‌‍​ ​‍‌‍​‌‌‍​‌‌‍​ ‌‍‌​​‍‌‌​ ​‍​ ​‍​‍‌‌​ ‌‌‌​‌​​‍ ‍‌ ‌​‌‍‌‌‌ ‍​‌ ‌​​ ‌‍​‍‌‍​‌‌ ​ ‌‍‌‌‌‌‌‌‌ ​‍‌‍ ​​ ‌‌‍‍​‌ ‌​‌ ‌​‌ ​​‌ ​ ​‍‌‌​ ​ ‌​​‌​‍‌‌​ ​‍‌​‌‍​‍‌‌​ ​‍‌​‌‍‌‍ ​​‍ ‌‌‍​‌‌‍ ‍‌‍‌​​‍ ‌‌ ​‍​‍ ‌‌‍‍​‌‍ ‌ ‌​‌‍‌‌‌‍ ​‌ ​ ​‍ ‌‌ ​ ‌ ‌​‌ ‌‌‌‍‌​‌‍‍‌‌‍ ​‍ ‍‌ ‌‍‌‍‌‌‌ ​‍‌‍​ ‌‍‌‌‌‍ ​​‍ ‍‌‍​‌‌ ​​‌ ​​​‍‌‍‌‍‍‌‌‍‌​​ ‌​ ‌‍​ ‍​​ ‌​‌‍‌‌​ ​ ​ ‌‍​ ​‍​ ​‍​‍ ‌​ ‍‌​ ​‌‌‍‌‌‌‍‌​​‍ ‌​ ‌​​ ​ ​ ​‍‌‍‌‍​‍ ‌​ ‍‌​ ​‍‌‍​ ​ ‍‌​‍ ‌‌‍‌‍‌‍‌​​ ‍‌​ ​‌​ ‍​‌‍‌‌‌‍‌‍​ ​‌‌‍‌‍​ ​‌‌‍​ ​ ​‍​‍‌‍‌ ‌​‌ ‍‌‌ ​​‌‍‌‌​ ‌‌‍‍​‌‍ ‌ ‌​‌‍‌‌‌‍ ​‌​‌‍‌‍​‌‌ ​‌​‍‌‍‌ ​​‌‍​‌‌ ‌​‌‍‍​​ ‌‌‍​‌‌‍ ‍‌ ​ ‌ ‌ ‌‍‌‌‌ ​‍​‍‌‌​ ‌‌‌​​‍‌‌ ‌‍‍ ‌‍‌‌‌ ‍‌​‍‌‌​ ​ ‌​‌​​‍‌‌​ ​ ‌​‌​​‍‌‌​ ​‍​ ​‍​ ‌​​ ‌ ​ ‍‌​ ​​​ ​‍​ ​‍​ ‌ ​ ‍‌‌‍​‌​ ‌ ​ ‌‌​ ​ ​‍‌‌​ ​‍​ ​‍​‍‌‌​ ‌‌‌​‌​​‍ ‍‌‍​ ‌‍‍​‌‍‍‌‌‍ ​‌‍‌​‌ ​‍‌‍‌‌‌‍ ‍​‍‌‌​ ‌‌‌​​‍‌‌ ‌‍‍ ‌‍‌‌‌ ‍‌​‍‌‌​ ​ ‌​‌​​‍‌‌​ ​ ‌​‌​​‍‌‌​ ​‍​ ​‍​ ​ ‌‍​‍​ ​‍​ ‍​​ ‌​​ ​‍​ ‌‍​ ​‍‌‍​‌‌‍​‌‌‍​ ‌‍‌​​‍‌‌​ ​‍​ ​‍​‍‌‌​ ‌‌‌​‌​​‍ ‍‌ ‌​‌‍‌‌‌ ‍​‌ ‌​​‍‌‍‌ ​​‌‍‌‌‌ ​‍‌ ​ ‌ ​​‌‍‌‌‌‍​ ‌ ‌​‌‍‍‌‌ ‌‍‌‍‌‌​ ‌‌ ​​‌ ‌‌‌‍​‍‌‍ ​‌‍‍‌‌ ​ ‌‍‍​‌‍‌‌‌‍‌​​‍​‍‌ ‌